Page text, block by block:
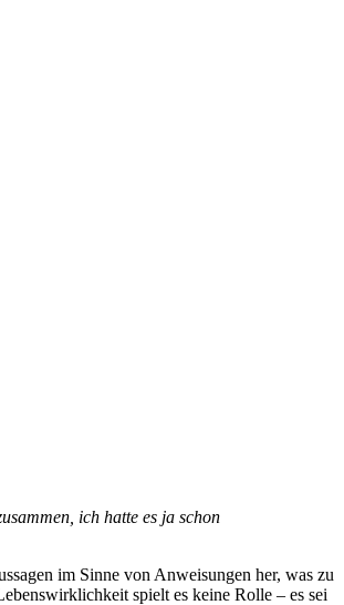
ich hatte es ja schon
im Sinne von Anweisungen her, was zu
spielt es keine Rolle – es sei